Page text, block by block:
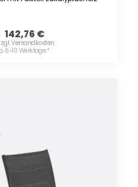
142,76 €
Versandkosten
6-10 Werktage.*